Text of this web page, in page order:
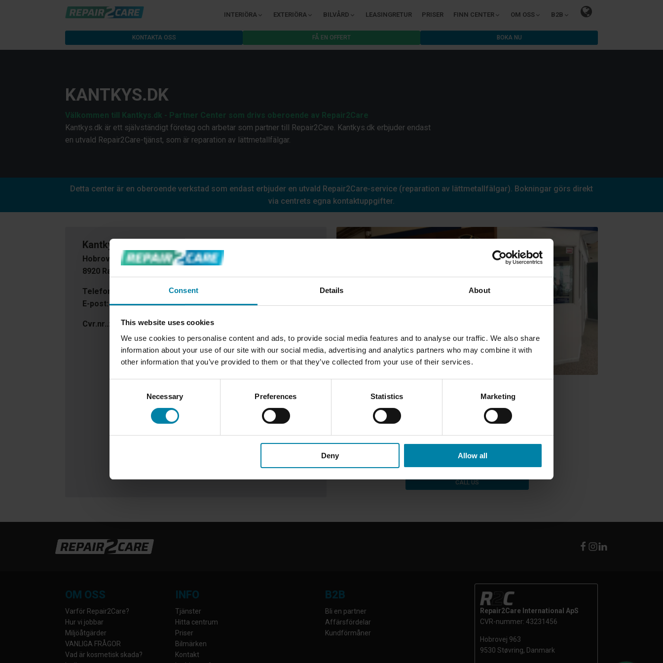
Consent Details About
This website uses cookies
We use cookies to personalise content and ads, to provide social media features and to analyse our traffic. We also share
information about your use of our site with our social media, advertising and analytics partners who may combine it with
other information that you’ve provided to them or that they’ve collected from your use of their services.
Necessary Preferences Statistics Marketing
Deny Allow all
INTERIÖRA EXTERIÖRA BILVÅRD LEASINGRETUR PRISER FINN CENTER OM OSS B2B
KONTAKTA OSS FÅ EN OFFERT BOKA NU
KANTKYS.DK
Välkommen till Kantkys.dk - Partner Center som drivs oberoende av Repair2Care
Kantkys.dk är ett självständigt företag och arbetar som partner till Repair2Care. Kantkys.dk erbjuder endast
en utvald Repair2Care-tjänst, som är reparation av lättmetallfälgar.
Detta center är en oberoende verkstad som endast erbjuder en utvald Repair2Care-service (reparation av lättmetallfälgar). Bokningar görs direkt
via centrets egna kontaktuppgifter.
Kantkys.dk
Hobrovej 335
8920 Randers NV
Telefon:
+45 4099 5555
E-post:info@kantkys.dk
Cvr.nr..: 36534850
ÖPPNA TIMMAR:
kl. 9.00 - 16.00
kl. 9.00 - 16.00
: kl. 9.00 - kl. 16.00
Fredag:kl. 9.00 - 15.00
Lördag:
Söndag:Stängt
TJÄNSTER:
-Fälgrenovering
CALL US
OM OSS
Varför Repair2Care?
Hur vi jobbar
Miljöåtgärder
VANLIGA FRÅGOR
Vad är kosmetisk skada?
INFO
Tjänster
Hitta centrum
Priser
Bilmärken
Kontakt
B2B
Bli en partner
Affärsfördelar
Kundförmåner
Repair2Care International ApS
CVR-nummer: 43231456
Hobrovej 963
9530 Støvring, Danmark